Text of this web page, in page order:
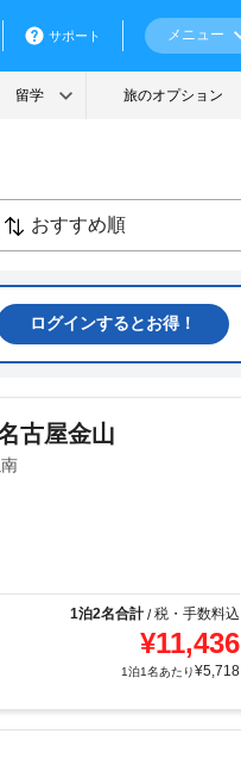
ログインするとお得！
古屋金山
1泊2名合計/税・手数料込
¥11,436
1泊1名あたり¥5,718